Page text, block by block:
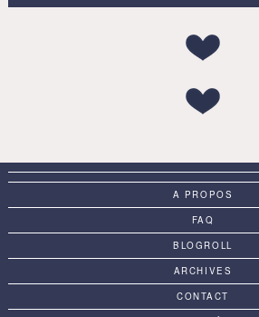
A PROPOS
FAQ
BLOGROLL
ARCHIVES
CONTACT